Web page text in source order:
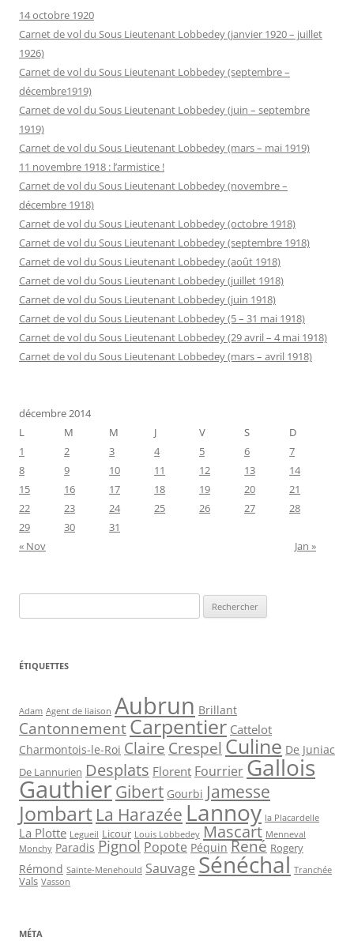
14 octobre 1920
Carnet de vol du Sous Lieutenant Lobbedey (janvier 1920 – juillet
1926)
Carnet de vol du Sous Lieutenant Lobbedey (septembre –
décembre1919)
Carnet de vol du Sous Lieutenant Lobbedey (juin – septembre
1919)
Carnet de vol du Sous Lieutenant Lobbedey (mars – mai 1919)
11 novembre 1918 : l’armistice !
Carnet de vol du Sous Lieutenant Lobbedey (novembre –
décembre 1918)
Carnet de vol du Sous Lieutenant Lobbedey (octobre 1918)
Carnet de vol du Sous Lieutenant Lobbedey (septembre 1918)
Carnet de vol du Sous Lieutenant Lobbedey (août 1918)
Carnet de vol du Sous Lieutenant Lobbedey (juillet 1918)
Carnet de vol du Sous Lieutenant Lobbedey (juin 1918)
Carnet de vol du Sous Lieutenant Lobbedey (5 – 31 mai 1918)
Carnet de vol du Sous Lieutenant Lobbedey (29 avril – 4 mai 1918)
Carnet de vol du Sous Lieutenant Lobbedey (mars – avril 1918)
décembre 2014
L
M M J V S
D
1
2 3 4 5 6
7
8
9 10 11 12 13
14
15
16 17 18 19 20
21
22
23 24 25 26 27
28
29
30
31
« Nov
Jan »
ÉTIQUETTES
Adam Agent de liaison Aubrun Brillant
Cantonnement Carpentier Cattelot
Charmontois-le-Roi Claire Crespel Culine De Juniac
De Lannurien Desplats Florent Fourrier Gallois
GauthierGibert Gourbi Jamesse
Jombart La Harazée Lannoy la Placardelle
La Plotte Legueil Licour Louis Lobbedey Mascart Menneval
Monchy Paradis Pignol Popote Péquin René Rogery
Rémond Sainte-Menehould Sauvage Sénéchal Tranchée
Vals Vasson
MÉTA